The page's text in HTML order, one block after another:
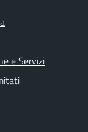
e Servizi